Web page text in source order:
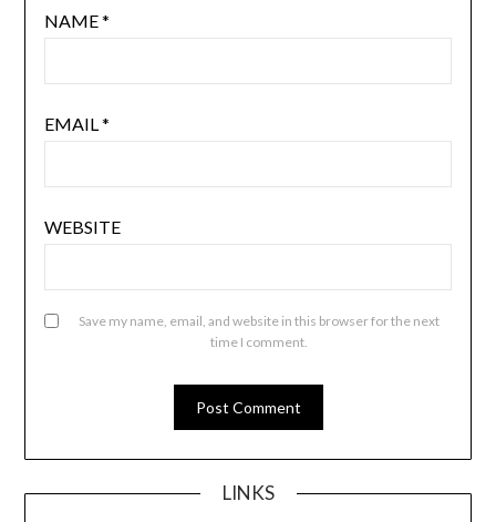
NAME*
EMAIL*
WEBSITE
Save my name, email, and website in this browser for the next
time I comment.
LINKS